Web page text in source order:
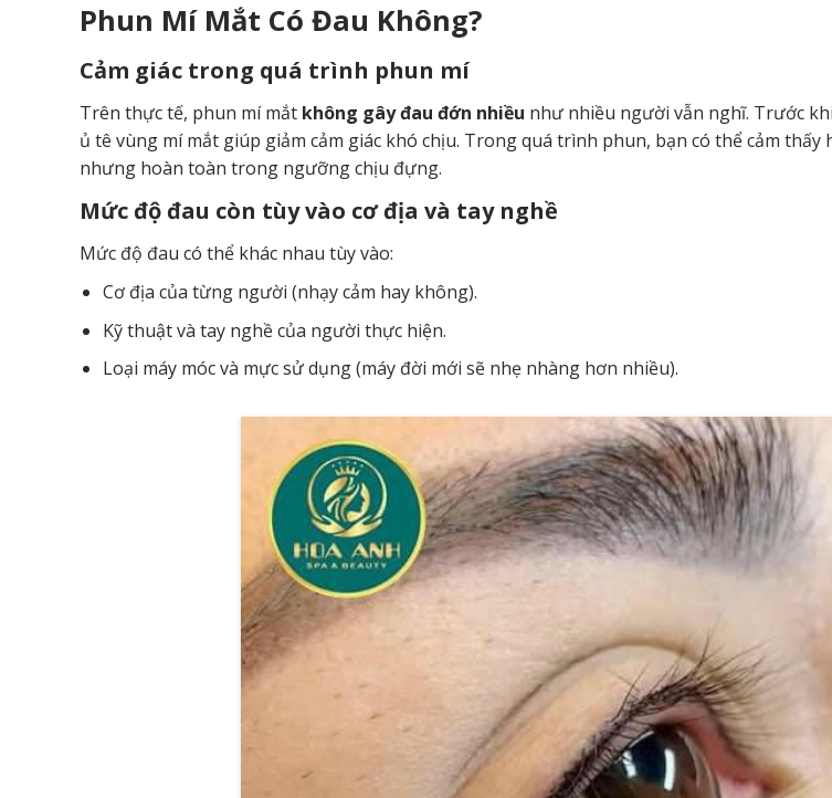
Phun Mí Mắt Có Đau Không?
Cảm giác trong quá trình phun mí
Trên thực tế, phun mí mắt không gây đau đớn nhiều như nhiều người vẫn nghĩ. Trước
ủ tê vùng mí mắt giúp giảm cảm giác khó chịu. Trong quá trình phun, bạn có thể cảm thấy
nhưng hoàn toàn trong ngưỡng chịu đựng.
Mức độ đau còn tùy vào cơ địa và tay nghề
Mức độ đau có thể khác nhau tùy vào:
Cơ địa của từng người (nhạy cảm hay không).
Kỹ thuật và tay nghề của người thực hiện.
Loại máy móc và mực sử dụng (máy đời mới sẽ nhẹ nhàng hơn nhiều).